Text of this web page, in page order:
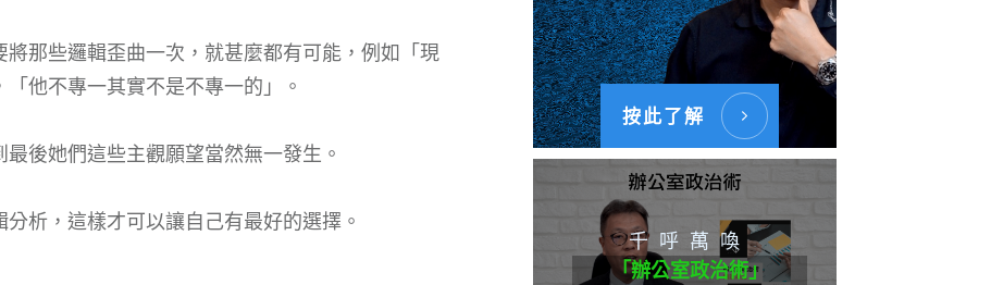
那些邏輯歪曲一次，就甚麼都有可能，例如「現
他不專一其實不是不專一的」。
後她們這些主觀願望當然無一發生。
析，這樣才可以讓自己有最好的選擇。
按此了解
千呼萬喚
「辦公室政治術」